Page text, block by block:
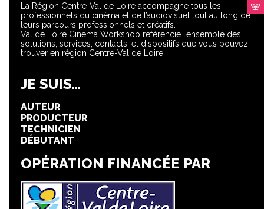
La Région Centre-Val de Loire accompagne tous les
professionnels du cinéma et de l’audiovisuel tout au long de
leurs parcours professionnels et créatifs.
Val de Loire Cinema Workshop référencie l’ensemble des
solutions, services, contacts, et dispositifs que vous pouvez
trouver en région Centre-Val de Loire.
JE SUIS...
AUTEUR
PRODUCTEUR
TECHNICIEN
DÉBUTANT
OPÉRATION FINANCÉE PAR